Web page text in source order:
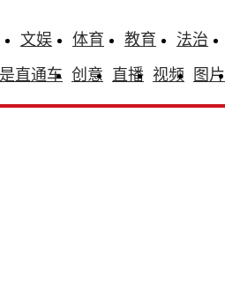
文娱 体育 教育 法治
直通车 创意 直播 视频 图片